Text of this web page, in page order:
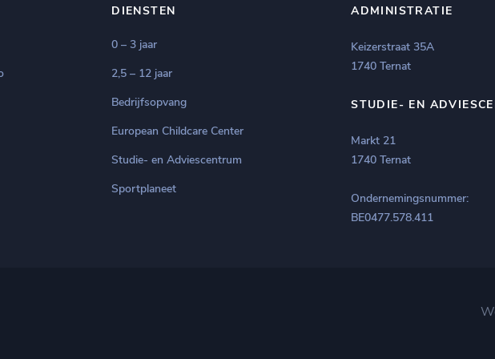
DIENSTEN
0 – 3 jaar
2,5 – 12 jaar
Bedrijfsopvang
European Childcare Center
Studie- en Adviescentrum
Sportplaneet
ADMINISTRATIE
Keizerstraat 35A
1740 Ternat
STUDIE- EN
Markt 21
1740 Ternat
Ondernemingsnummer:
BE0477.578.411